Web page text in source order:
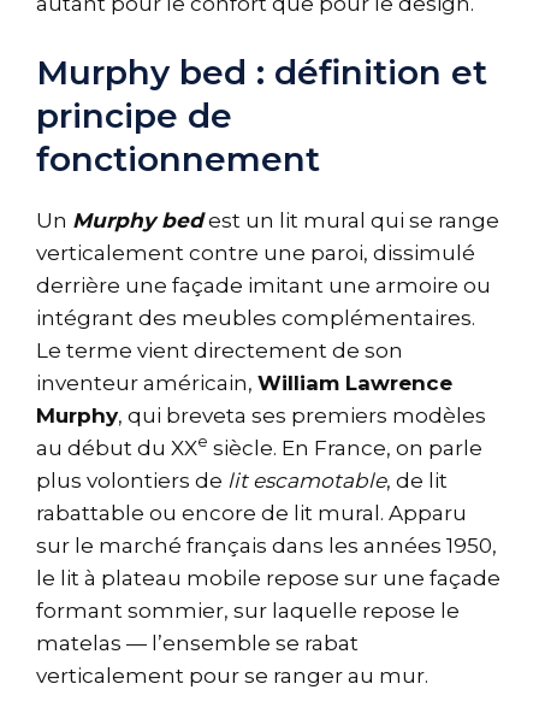
Murphy bed : définition et
principe de
fonctionnement
Un Murphy bedest un lit mural qui se range
verticalement contre une paroi, dissimulé
derrière une façade imitant une armoire ou
intégrant des meubles complémentaires.
Le terme vient directement de son
inventeur américain, William Lawrence
Murphy, qui breveta ses premiers modèles
au début du XXe siècle. En France, on parle
plus volontiers de lit escamotable, de lit
rabattable ou encore de lit mural. Apparu
sur le marché français dans les années 1950,
le lit à plateau mobile repose sur une façade
formant sommier, sur laquelle repose le
matelas — l’ensemble se rabat
verticalement pour se ranger au mur.